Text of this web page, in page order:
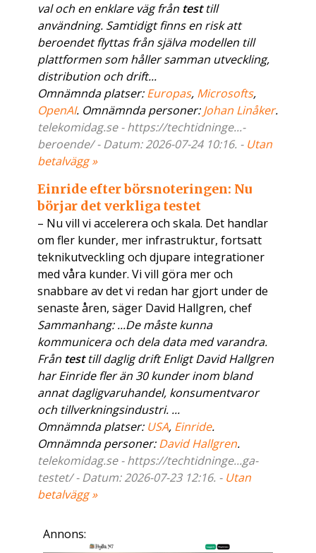
val och en enklare väg från testtill
användning. Samtidigt finns en risk att
beroendet flyttas från själva modellen till
plattformen som håller samman utveckling,
distribution och drift...
Omnämnda platser:Europas, Microsofts,
OpenAI. Omnämnda personer:Johan Linåker.
telekomidag.se - https://techtidninge...-
beroende/ - Datum: 2026-07-24 10:16. - Utan
betalvägg »
Einride efter börsnoteringen: Nu
börjar det verkliga testet
– Nu vill vi accelerera och skala. Det handlar
om fler kunder, mer infrastruktur, fortsatt
teknikutveckling och djupare integrationer
med våra kunder. Vi vill göra mer och
snabbare av det vi redan har gjort under de
senaste åren, säger David Hallgren, chef
Sammanhang: ...De måste kunna
kommunicera och dela data med varandra.
Från testtill daglig drift Enligt David Hallgren
har Einride fler än 30 kunder inom bland
annat dagligvaruhandel, konsumentvaror
och tillverkningsindustri. ...
Omnämnda platser: USA, Einride.
Omnämnda personer:David Hallgren.
telekomidag.se - https://techtidninge...ga-
testet/ - Datum: 2026-07-23 12:16. - Utan
betalvägg »
Annons: